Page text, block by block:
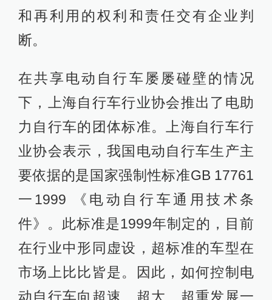
和再利用的权利和责任交有企业判
断。
在共享电动自行车屡屡碰壁的情况
下，上海自行车行业协会推出了电助
力自行车的团体标准。上海自行车行
业协会表示，我国电动自行车生产主
要依据的是国家强制性标准GB 17761
一1999 《电动自行车通用技术条
件》。此标准是1999年制定的，目前
在行业中形同虚设，超标准的车型在
市场上比比皆是。因此，如何控制电
动自行车向超速、超大、超重发展一